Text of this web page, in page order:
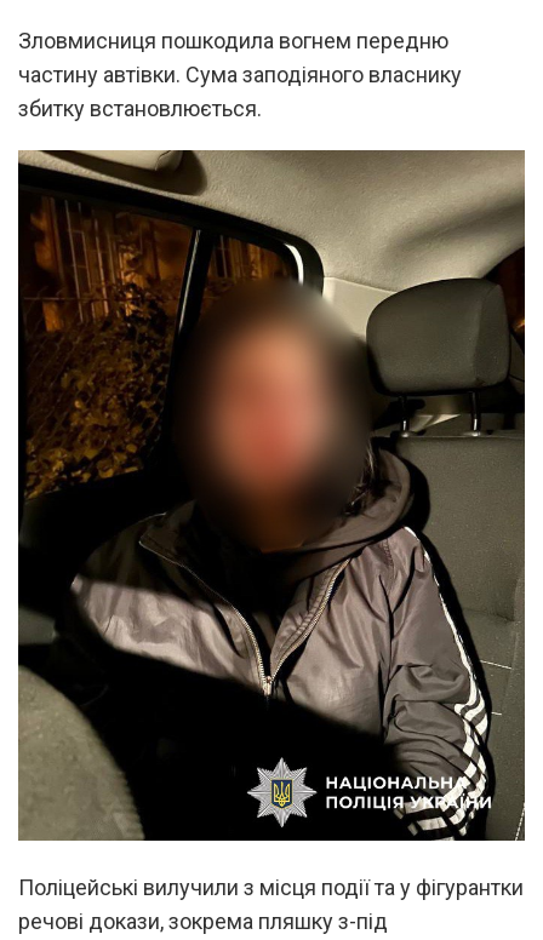
Зловмисниця пошкодила вогнем передню
частину автівки. Сума заподіяного власнику
збитку встановлюється.
Поліцейські вилучили з місця події та у фігурантки
речові докази, зокрема пляшку з-під